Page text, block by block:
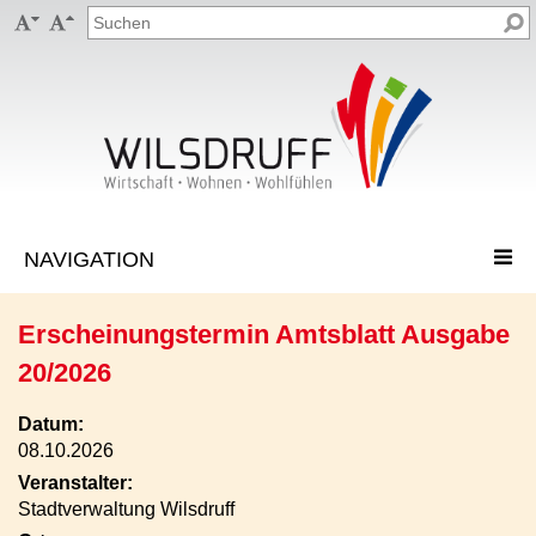
 
Erscheinungstermin Amtsblatt Ausgabe
20/2026
Datum:
08.10.2026
Veranstalter:
Stadtverwaltung Wilsdruff